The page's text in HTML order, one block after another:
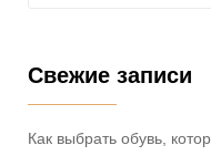
Свежие записи
Как выбрать обувь,